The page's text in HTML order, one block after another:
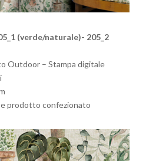
(verde/naturale)- 205_2
Outdoor – Stampa digitale
prodotto confezionato